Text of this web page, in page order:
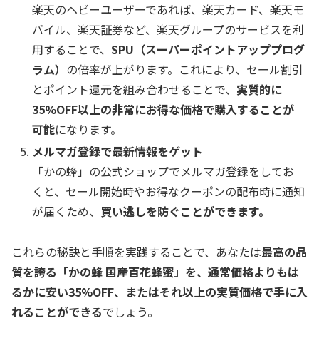
楽天のヘビーユーザーであれば、楽天カード、楽天モ
バイル、楽天証券など、楽天グループのサービスを利
用することで、SPU（スーパーポイントアッププログ
ラム） の倍率が上がります。これにより、セール割引
とポイント還元を組み合わせることで、 実質的に
35%OFF以上の非常にお得な価格で購入することが
可能になります。
メルマガ登録で最新情報をゲット
「かの蜂」の公式ショップでメルマガ登録をしてお
くと、セール開始時やお得なクーポンの配布時に通知
が届くため、 買い逃しを防ぐことができます。
これらの秘訣と手順を実践することで、あなたは最高の品
質を誇る「かの蜂 国産百花蜂蜜」を、通常価格よりもは
るかに安い35%OFF、またはそれ以上の実質価格で手に入
れることができるでしょう。